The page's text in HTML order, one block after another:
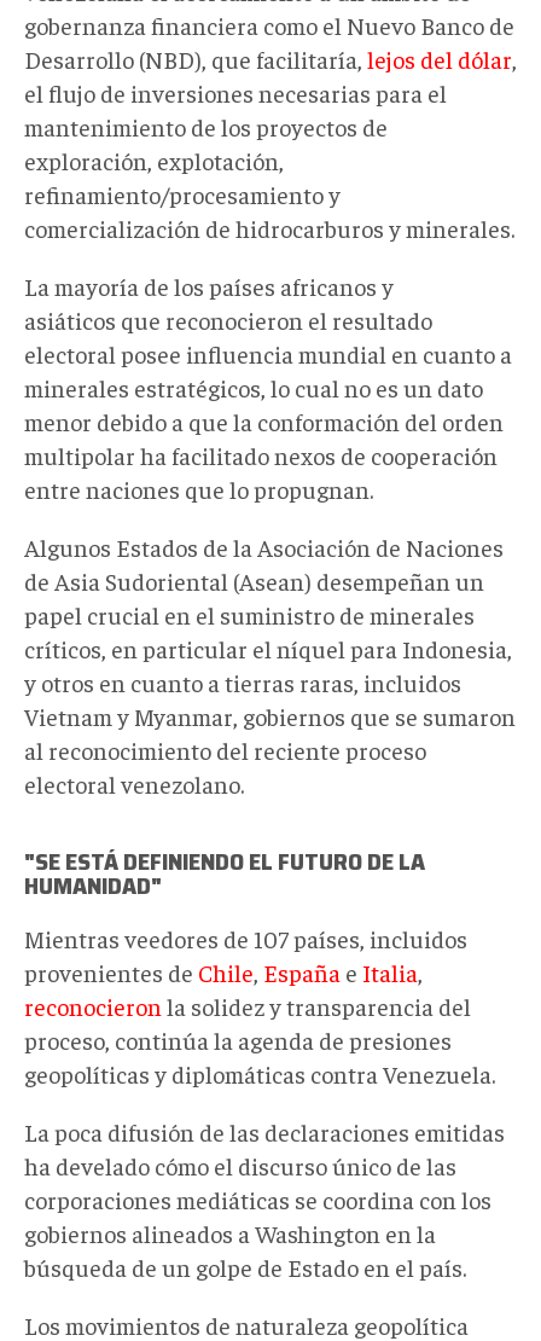
gobernanza financiera como el Nuevo Banco de
Desarrollo (NBD), que facilitaría, lejos del dólar
el flujo de inversiones necesarias para el
mantenimiento de los proyectos de
exploración, explotación,
refinamiento/procesamiento y
comercialización de hidrocarburos y minerales.
La mayoría de los países africanos y
asiáticos que reconocieron el resultado
electoral posee influencia mundial en cuanto a
minerales estratégicos, lo cual no es un dato
menor debido a que la conformación del orden
multipolar ha facilitado nexos de cooperación
entre naciones que lo propugnan.
Algunos Estados de la Asociación de Naciones
de Asia Sudoriental (Asean) desempeñan un
papel crucial en el suministro de minerales
críticos, en particular el níquel para Indonesia,
y otros en cuanto a tierras raras, incluidos
Vietnam y Myanmar, gobiernos que se sumaron
al reconocimiento del reciente proceso
electoral venezolano.
"SE ESTÁ DEFINIENDO EL FUTURO DE LA
HUMANIDAD"
Mientras veedores de 107 países, incluidos
provenientes de Chile España e Italia
reconocieron la solidez y transparencia del
proceso, continúa la agenda de presiones
geopolíticas y diplomáticas contra Venezuela.
La poca difusión de las declaraciones emitidas
ha develado cómo el discurso único de las
corporaciones mediáticas se coordina con los
gobiernos alineados a Washington en la
búsqueda de un golpe de Estado en el país.
Los movimientos de naturaleza geopolítica